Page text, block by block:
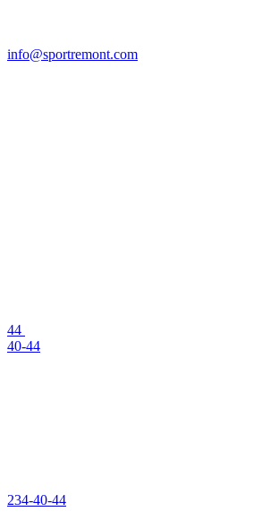
info@sportremont.com
44
40-44
234-40-44